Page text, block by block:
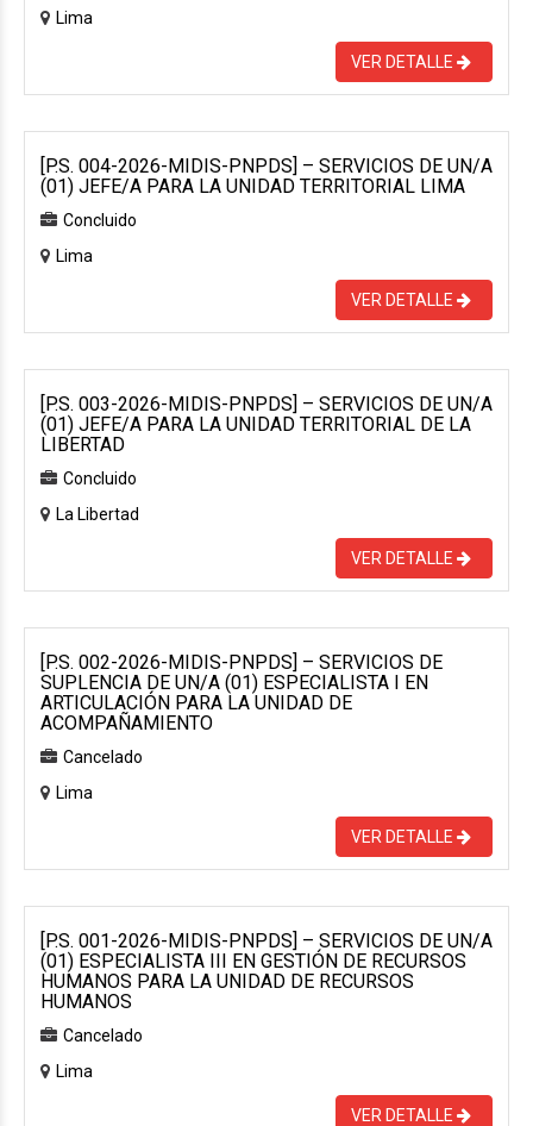
Lima
VER DETALLE
[P.S. 004-2026-MIDIS-PNPDS] – SERVICIOS DE UN/A
(01) JEFE/A PARA LA UNIDAD TERRITORIAL LIMA
Concluido
Lima
VER DETALLE
[P.S. 003-2026-MIDIS-PNPDS] – SERVICIOS DE UN/A
(01) JEFE/A PARA LA UNIDAD TERRITORIAL DE LA
LIBERTAD
Concluido
La Libertad
VER DETALLE
[P.S. 002-2026-MIDIS-PNPDS] – SERVICIOS DE
SUPLENCIA DE UN/A (01) ESPECIALISTA I EN
ARTICULACIÓN PARA LA UNIDAD DE
ACOMPAÑAMIENTO
Cancelado
Lima
VER DETALLE
[P.S. 001-2026-MIDIS-PNPDS] – SERVICIOS DE UN/A
(01) ESPECIALISTA III EN GESTIÓN DE RECURSOS
HUMANOS PARA LA UNIDAD DE RECURSOS
HUMANOS
Cancelado
Lima
VER DETALLE